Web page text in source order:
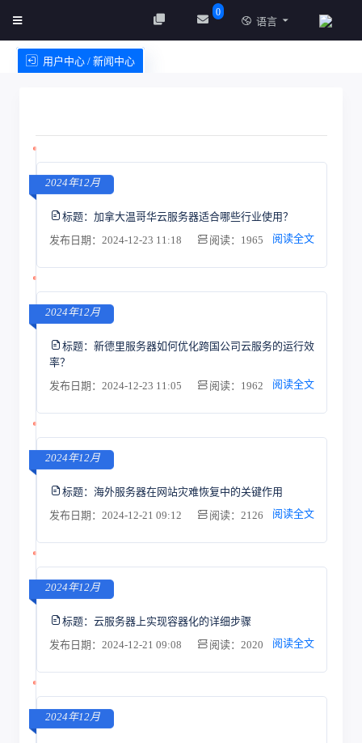
0
语言
用户中心 / 新闻中心
2024年12月
标题： 加拿大温哥华云服务器适合哪些行业使用？
发布日期：2024-12-23 11:18
阅读：1965 阅读全文
2024年12月
标题： 新德里服务器如何优化跨国公司云服务的运行效
率？
发布日期：2024-12-23 11:05
阅读：1962 阅读全文
2024年12月
标题： 海外服务器在网站灾难恢复中的关键作用
发布日期：2024-12-21 09:12
阅读：2126 阅读全文
2024年12月
标题： 云服务器上实现容器化的详细步骤
发布日期：2024-12-21 09:08
阅读：2020 阅读全文
2024年12月